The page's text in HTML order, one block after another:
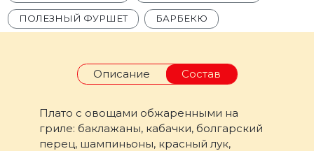
ПОЛЕЗНЫЙ ФУРШЕТ БАРБЕКЮ
Описание Состав
Плато с овощами обжаренными на
гриле: баклажаны, кабачки, болгарский
перец, шампиньоны, красный лук,